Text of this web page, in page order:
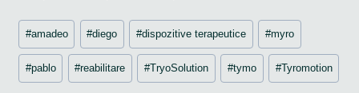
Post
#amadeo #diego #dispozitive terapeutice #myro
#pablo #reabilitare #TryoSolution #tymo #Tyromotion